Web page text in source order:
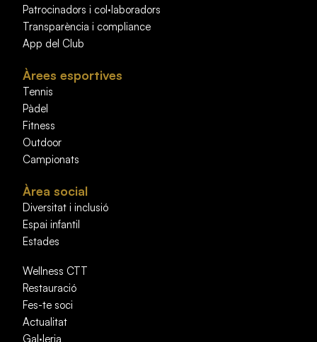
Patrocinadors i col·laboradors
Transparència i compliance
App del Club
Àrees esportives
Tennis
Pàdel
Fitness
Outdoor
Campionats
Àrea social
Diversitat i inclusió
Espai infantil
Estades
Wellness CTT
Restauració
Fes-te soci
Actualitat
Gal·leria